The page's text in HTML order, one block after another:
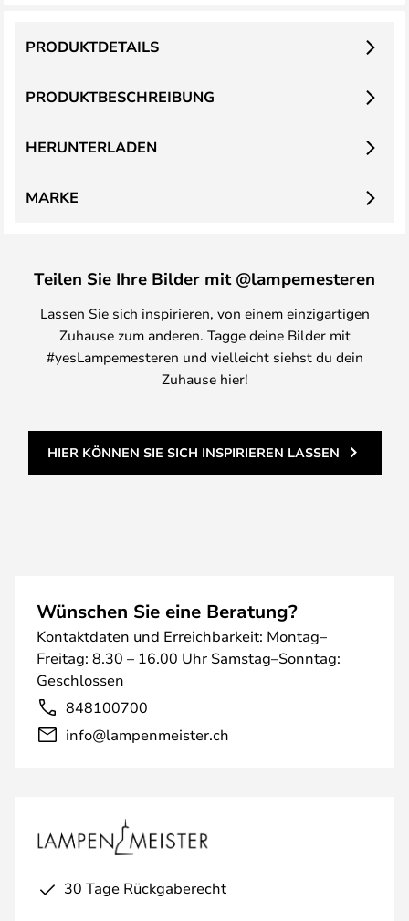
PRODUKTBESCHREIBUNG
PRODUKTDETAILS
HERUNTERLADEN
MARKE
Teilen Sie Ihre Bilder mit @lampemesteren
Lassen Sie sich inspirieren, von einem einzigartigen
Zuhause zum anderen. Tagge deine Bilder mit
#yesLampemesteren und vielleicht siehst du dein
Zuhause hier!
HIER KÖNNEN SIE SICH INSPIRIEREN LASSEN
Wünschen Sie eine Beratung?
Kontaktdaten und Erreichbarkeit: Montag–
Freitag: 8.30 – 16.00 Uhr Samstag–Sonntag:
Geschlossen
848100700
info@lampenmeister.ch
30 Tage Rückgaberecht